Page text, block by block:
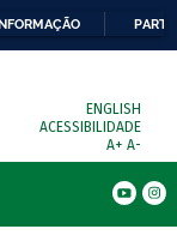
ENGLISH
ACESSIBILIDADE
A+ A-